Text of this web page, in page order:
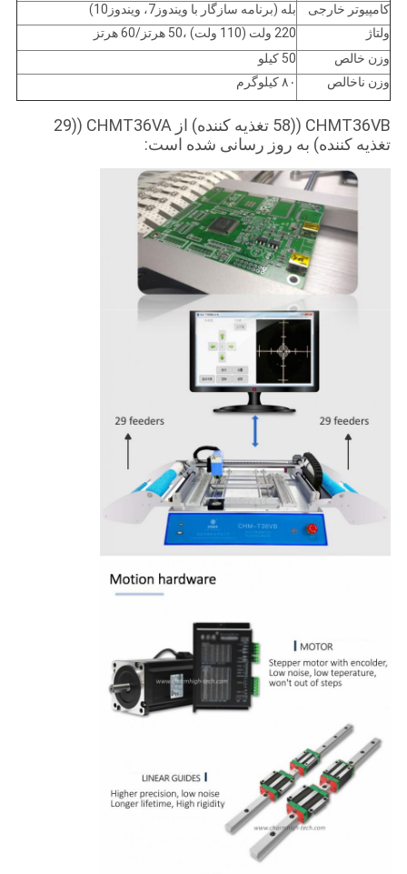
کامپیوتر خارجی
بله (برنامه سازگار با ویندوز7، ویندوز10)
ولتاژ
220 ولت (110 ولت) ،50 هرتز/60 هرتز
وزن خالص
50 کیلو
وزن ناخالص
۸۰ کیلوگرم
CHMT36VB ((58 تغذیه کننده) از CHMT36VA ((29
تغذیه کننده) به روز رسانی شده است: